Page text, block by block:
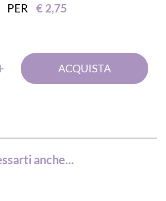
PER € 2,75
Quantità
ACQUISTA
anche...